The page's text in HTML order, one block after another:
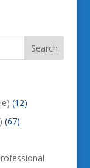
(12)
(67)